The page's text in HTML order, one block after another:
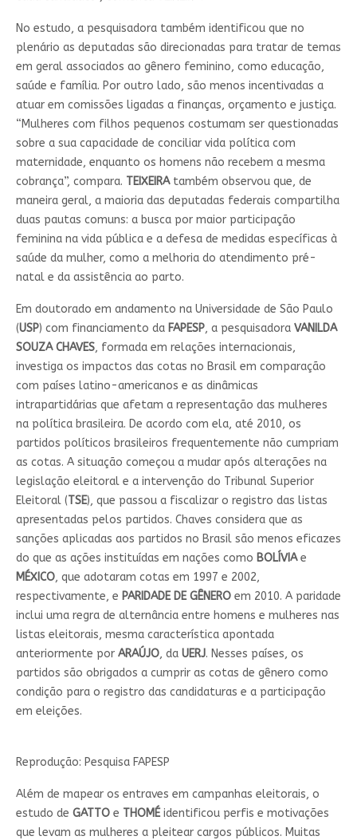
No estudo, a pesquisadora também identificou que no
plenário as deputadas são direcionadas para tratar de temas
em geral associados ao gênero feminino, como educação,
saúde e família. Por outro lado, são menos incentivadas a
atuar em comissões ligadas a finanças, orçamento e justiça.
“Mulheres com filhos pequenos costumam ser questionadas
sobre a sua capacidade de conciliar vida política com
maternidade, enquanto os homens não recebem a mesma
cobrança”, compara. TEIXEIRAtambém observou que, de
maneira geral, a maioria das deputadas federais compartilha
duas pautas comuns: a busca por maior participação
feminina na vida pública e a defesa de medidas específicas à
saúde da mulher, como a melhoria do atendimento pré-
natal e da assistência ao parto.
Em doutorado em andamento na Universidade de São Paulo
(USP) com financiamento da FAPESP, a pesquisadora VANILDA
SOUZA CHAVES, formada em relações internacionais,
investiga os impactos das cotas no Brasil em comparação
com países latino-americanos e as dinâmicas
intrapartidárias que afetam a representação das mulheres
na política brasileira. De acordo com ela, até 2010, os
partidos políticos brasileiros frequentemente não cumpriam
as cotas. A situação começou a mudar após alterações na
legislação eleitoral e a intervenção do Tribunal Superior
Eleitoral (TSE), que passou a fiscalizar o registro das listas
apresentadas pelos partidos. Chaves considera que as
sanções aplicadas aos partidos no Brasil são menos eficazes
do que as ações instituídas em nações como BOLÍVIAe
MÉXICO, que adotaram cotas em 1997 e 2002,
respectivamente, e PARIDADE DE GÊNEROem 2010. A paridade
inclui uma regra de alternância entre homens e mulheres nas
listas eleitorais, mesma característica apontada
anteriormente por ARAÚJO, da UERJ. Nesses países, os
partidos são obrigados a cumprir as cotas de gênero como
condição para o registro das candidaturas e a participação
em eleições.
Reprodução: Pesquisa FAPESP
Além de mapear os entraves em campanhas eleitorais, o
estudo de GATTOe THOMÉidentificou perfis e motivações
que levam as mulheres a pleitear cargos públicos. Muitas